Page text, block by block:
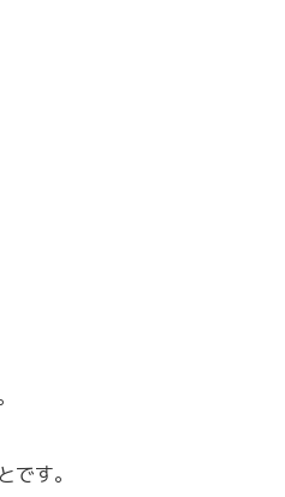
です。